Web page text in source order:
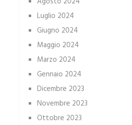
Luglio 2024
Giugno 2024
Maggio 2024
Marzo 2024
Gennaio 2024
Dicembre 2023
Novembre 2023
Ottobre 2023